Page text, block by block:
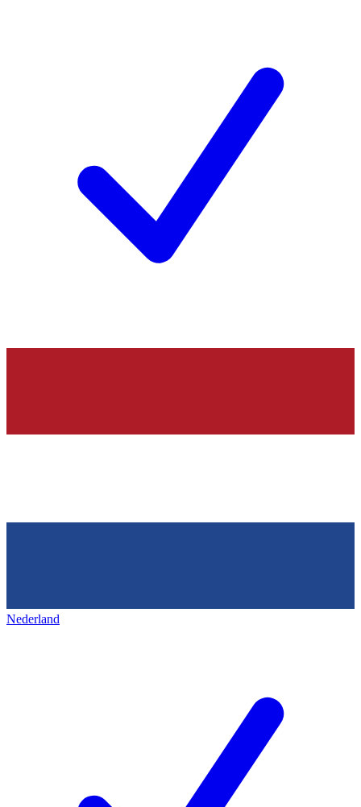
Nederland